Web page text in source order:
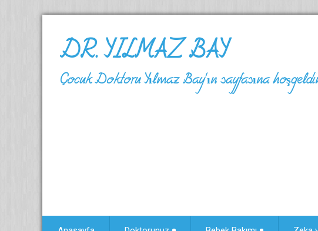
DR. YILMAZ BAY
Çocuk Doktoru Yılmaz Bay'ın sayfasına